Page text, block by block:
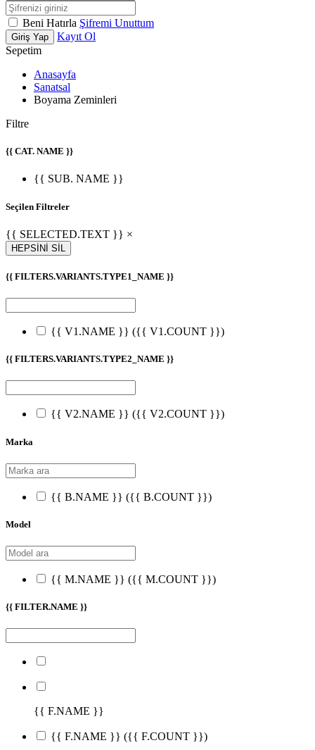
Beni Hatırla Şifremi Unuttum
Giriş Yap
Kayıt Ol
Sepetim
Anasayfa
Sanatsal
Boyama Zeminleri
Filtre
{{ CAT. NAME }}
{{ SUB. NAME }}
Seçilen Filtreler
{{ SELECTED.TEXT }} ×
HEPSİNİ SİL
{{ FILTERS.VARIANTS.TYPE1_NAME }}
{{ V1.NAME }} ({{ V1.COUNT }})
{{ FILTERS.VARIANTS.TYPE2_NAME }}
{{ V2.NAME }} ({{ V2.COUNT }})
Marka
{{ B.NAME }} ({{ B.COUNT }})
Model
{{ M.NAME }} ({{ M.COUNT }})
{{ FILTER.NAME }}
{{ F.NAME }}
{{ F.NAME }} ({{ F.COUNT }})